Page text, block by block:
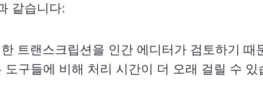
같습니다:
트랜스크립션을 인간 에디터가 검토하기 때
구들에 비해 처리 시간이 더 오래 걸릴 수 있